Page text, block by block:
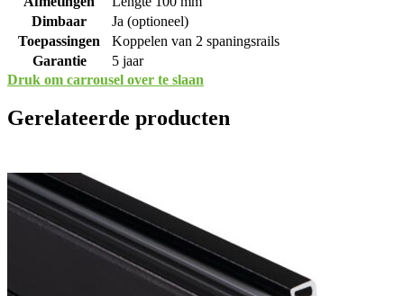
Dimbaar
Ja (optioneel)
Toepassingen
Koppelen van 2 spaningsrails
Garantie
5 jaar
Druk om carrousel over te slaan
Gerelateerde producten